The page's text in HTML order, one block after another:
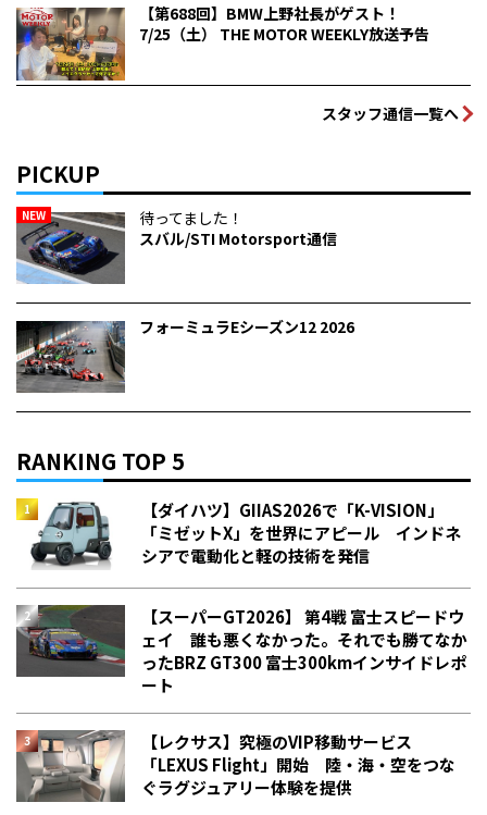
【第688回】BMW上野社長がゲスト！
7/25（土） THE MOTOR WEEKLY放送予告
スタッフ通信一覧へ
PICKUP
NEW
待ってました！
スバル/STI Motorsport通信
フォーミュラEシーズン12 2026
RANKING TOP 5
【ダイハツ】GIIAS2026で「K-VISION」
「ミゼットX」を世界にアピール インドネ
シアで電動化と軽の技術を発信
【スーパーGT2026】 第4戦 富士スピードウ
ェイ 誰も悪くなかった。それでも勝てなか
った――BRZ GT300 富士300kmインサイドレポ
ート
【レクサス】究極のVIP移動サービス
「LEXUS Flight」開始 陸・海・空をつな
ぐラグジュアリー体験を提供